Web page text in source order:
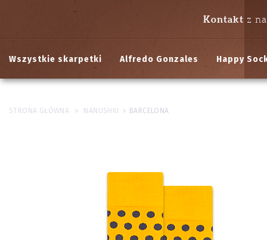
Kontakt z
Wszystkie skarpetki Alfredo Gonzales Happy
STRONA GŁÓWNA > NANUSHKI > BARCELONA